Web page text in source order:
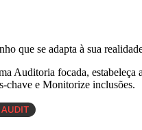
que se adapta à sua
Auditoria focada, estabeleça
chave e Monitorize inclusões.